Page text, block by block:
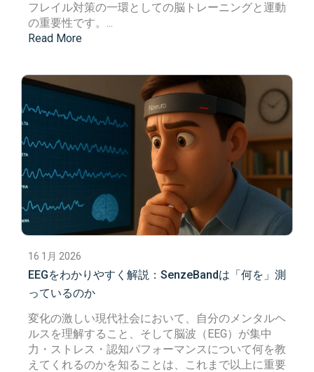
フレイル対策の一環としての脳トレーニングと運動
の重要性です。...
Read More
16 1月 2026
EEGをわかりやすく解説：SenzeBandは「何を」測
っているのか
変化の激しい現代社会において、自分のメンタルヘ
ルスを理解すること、そして脳波（EEG）が集中
力・ストレス・認知パフォーマンスについて何を教
えてくれるのかを知ることは、これまで以上に重要